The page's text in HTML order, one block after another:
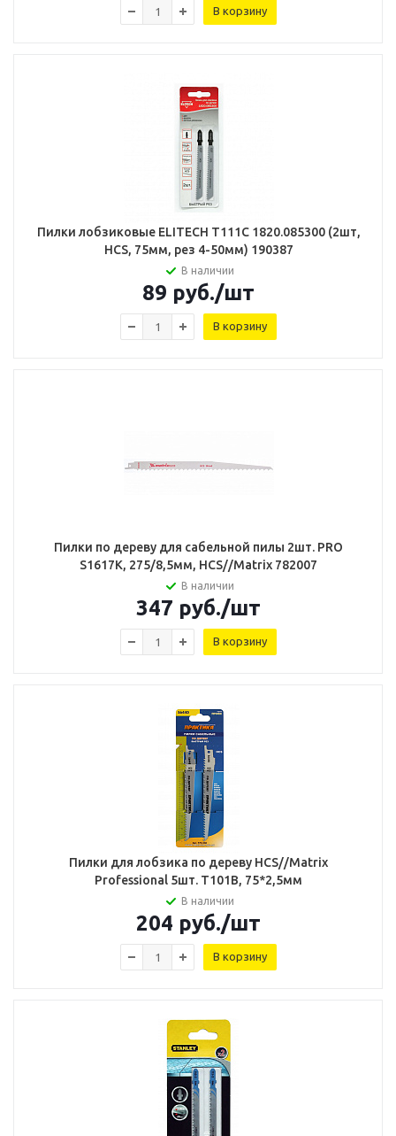
В корзину
Пилки лобзиковые ELITECH T111C 1820.085300 (2шт,
HCS, 75мм, рез 4-50мм) 190387
В наличии
89 руб./шт
В корзину
Пилки по дереву для сабельной пилы 2шт. PRO
S1617К, 275/8,5мм, HCS//Matrix 782007
В наличии
347 руб./шт
В корзину
Пилки для лобзика по дереву HCS//Matrix
Professional 5шт. Т101В, 75*2,5мм
В наличии
204 руб./шт
В корзину